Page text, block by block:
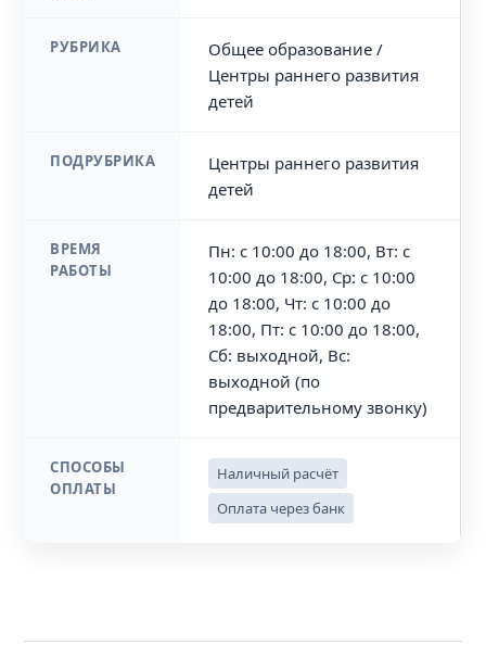
РУБРИКА
Общее образование /
Центры раннего развития
детей
ПОДРУБРИКА
Центры раннего развития
детей
ВРЕМЯ
РАБОТЫ
Пн: с 10:00 до 18:00, Вт: с
10:00 до 18:00, Ср: с 10:00
до 18:00, Чт: с 10:00 до
18:00, Пт: с 10:00 до 18:00,
Сб: выходной, Вс:
выходной (по
предварительному звонку)
СПОСОБЫ
ОПЛАТЫ
Наличный расчёт
Оплата через банк